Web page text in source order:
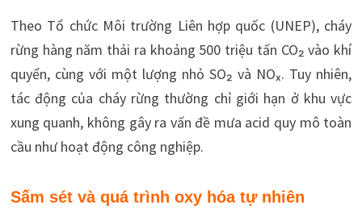
Theo Tổ chức Môi trường Liên hợp quốc (UNEP), cháy
rừng hàng năm thải ra khoảng 500 triệu tấn CO₂ vào khí
quyển, cùng với một lượng nhỏ SO₂ và NOₓ. Tuy nhiên,
tác động của cháy rừng thường chỉ giới hạn ở khu vực
xung quanh, không gây ra vấn đề mưa acid quy mô toàn
cầu như hoạt động công nghiệp.
Sấm sét và quá trình oxy hóa tự nhiên